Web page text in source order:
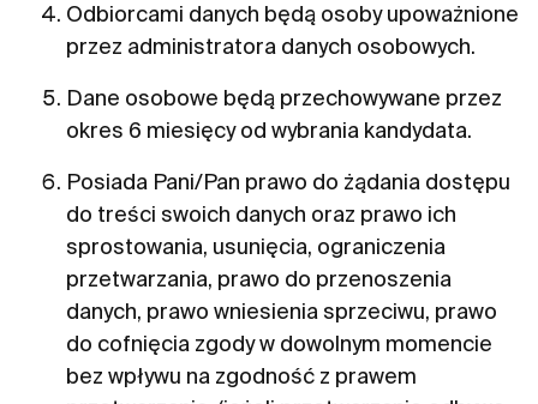
Odbiorcami danych będą osoby upoważnione
przez administratora danych osobowych.
Dane osobowe będą przechowywane przez
okres 6 miesięcy od wybrania kandydata.
Posiada Pani/Pan prawo do żądania dostępu
do treści swoich danych oraz prawo ich
sprostowania, usunięcia, ograniczenia
przetwarzania, prawo do przenoszenia
danych, prawo wniesienia sprzeciwu, prawo
do cofnięcia zgody w dowolnym momencie
bez wpływu na zgodność z prawem